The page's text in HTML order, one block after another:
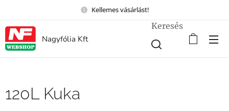
Kellemes vásárlást!
Nagyfólia Kft
Keresés
120L Kuka